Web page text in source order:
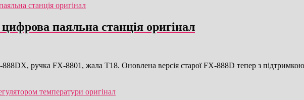
паяльна станція оригінал
ручка FX-8801, жала T18. Оновлена версія старої FX-888D тепер з